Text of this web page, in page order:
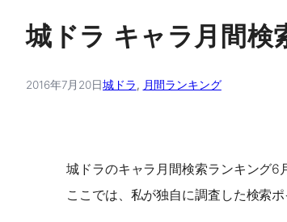
城ドラ キャラ月間
2016年7月20日城ドラ, 月間ランキング
城ドラのキャラ月間検索ランキング6
ここでは、私が独自に調査した検索